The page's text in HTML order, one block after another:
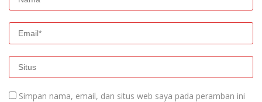
Simpan nama, email, dan situs web saya pada peramban ini